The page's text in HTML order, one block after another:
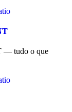
— tudo o que